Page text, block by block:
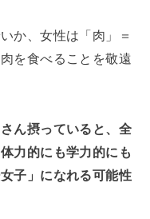
か、女性は「肉」＝
を食べることを敬遠
ん摂っていると、全
力的にも学力的にも
子」になれる可能性